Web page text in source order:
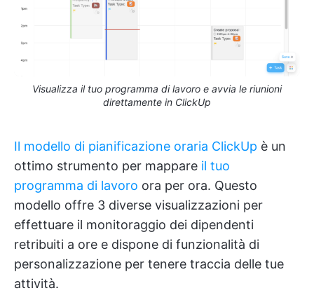
Visualizza il tuo programma di lavoro e avvia le riunioni
direttamente in ClickUp
Il modello di pianificazione oraria ClickUp è un
ottimo strumento per mappare il tuo
programma di lavoro ora per ora. Questo
modello offre 3 diverse visualizzazioni per
effettuare il monitoraggio dei dipendenti
retribuiti a ore e dispone di funzionalità di
personalizzazione per tenere traccia delle tue
attività.